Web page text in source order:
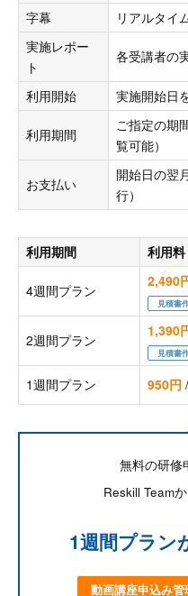
字幕
リアルタイ
実施レポー
ト
各受講者の
利用開始 実施開始日
利用期間
ご指定の期
覧可能）
お支払い
開始日の翌
行）
利用期間 利用料
4週間プラン
2,490
見積書
2週間プラン
1,390
見積書
1週間プラン 950円
無料の研修
Reskill Team
1週間プラン
動画講座申込み